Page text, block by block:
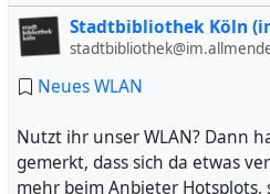
Stadtbibliothek Köln
Neues WLAN
Nutzt ihr unser WLAN? Dann
gemerkt, dass sich da etwas
mehr beim Anbieter